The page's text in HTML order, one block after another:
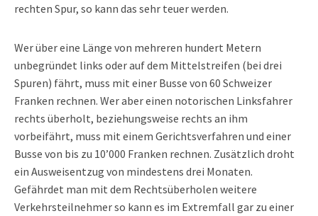
rechten Spur, so kann das sehr teuer werden.
Wer über eine Länge von mehreren hundert Metern
unbegründet links oder auf dem Mittelstreifen (bei drei
Spuren) fährt, muss mit einer Busse von 60 Schweizer
Franken rechnen. Wer aber einen notorischen Linksfahrer
rechts überholt, beziehungsweise rechts an ihm
vorbeifährt, muss mit einem Gerichtsverfahren und einer
Busse von bis zu 10’000 Franken rechnen. Zusätzlich droht
ein Ausweisentzug von mindestens drei Monaten.
Gefährdet man mit dem Rechtsüberholen weitere
Verkehrsteilnehmer so kann es im Extremfall gar zu einer